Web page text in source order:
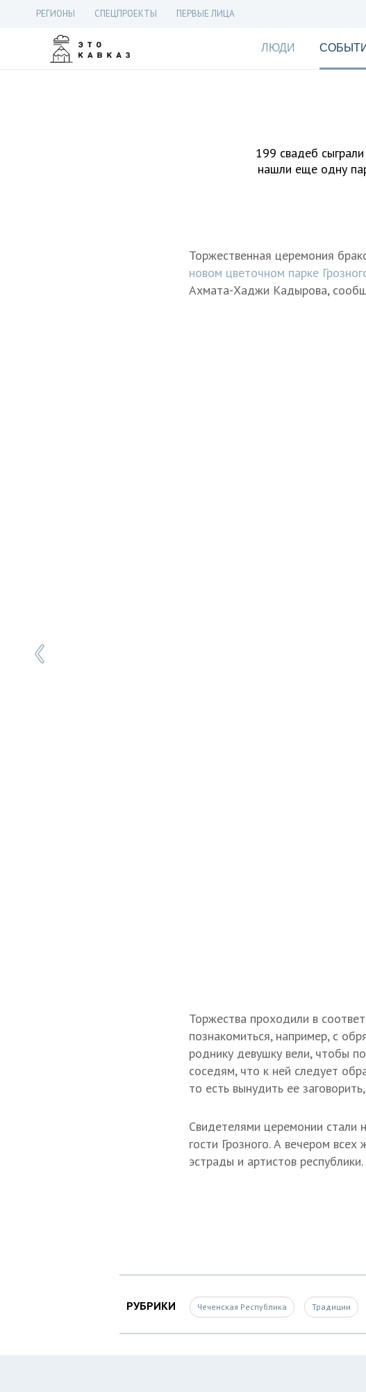
РЕГИОНЫ СПЕЦПРОЕКТЫ ПЕРВЫЕ ЛИЦА
ЛЮДИ
199 свадеб
нашли еще одну
Торжественная церемония
новом цветочном парке
Ахмата-Хаджи Кадырова,
Торжества проходили в
познакомиться, например, с
роднику девушку вели, чтобы
соседям, что к ней следует
то есть вынудить ее
Свидетелями церемонии стали
гости Грозного. А вечером
эстрады и артистов республики.
РУБРИКИ Чеченская Республика Традиции